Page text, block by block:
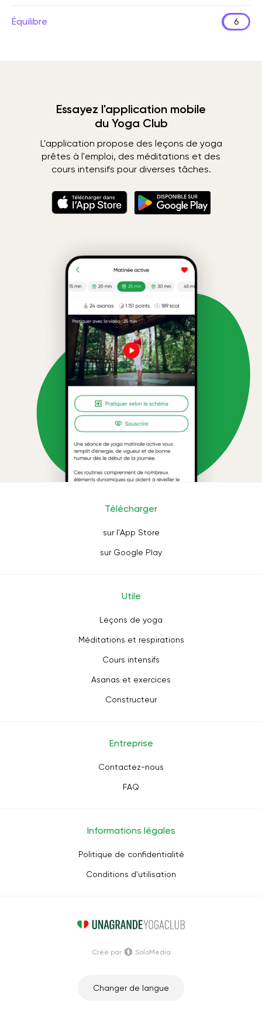
Équilibre 6
Essayez l'application mobile
du Yoga Club
L'application propose des leçons de yoga
prêtes à l'emploi, des méditations et des
cours intensifs pour diverses tâches.
Télécharger
sur l'App Store
sur Google Play
Utile
Leçons de yoga
Méditations et respirations
Cours intensifs
Asanas et exercices
Constructeur
Entreprise
Contactez-nous
FAQ
Informations légales
Politique de confidentialité
Conditions d'utilisation
Changer de langue
Créé par SoloMedia